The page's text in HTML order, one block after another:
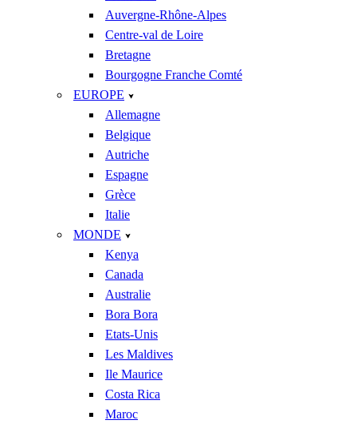
Auvergne-Rhône-Alpes
Centre-val de Loire
Bretagne
Bourgogne Franche Comté
EUROPE
Allemagne
Belgique
Autriche
Espagne
Grèce
Italie
MONDE
Kenya
Canada
Australie
Bora Bora
Etats-Unis
Les Maldives
Ile Maurice
Costa Rica
Maroc